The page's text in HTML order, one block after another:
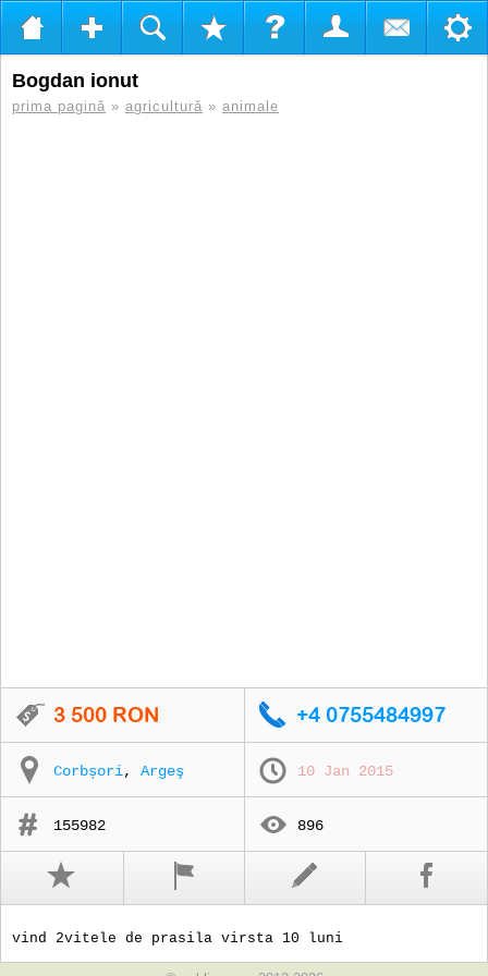
Bogdan ionut
prima pagină » agricultură » animale
Corbșori, Argeş 10 Jan 2015
155982 896
vind 2vitele de prasila virsta 10 luni